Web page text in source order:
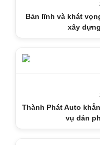
Bản lĩnh và khát
xây
Thành Phát Auto
vụ dán